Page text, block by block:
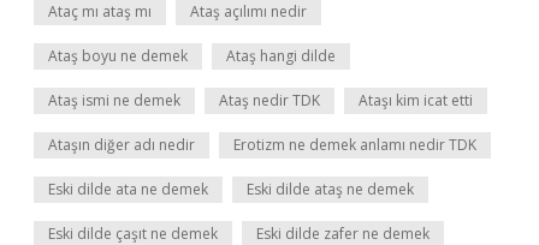
Ataç mı ataş mı Ataş açılımı nedir
Ataş boyu ne demek Ataş hangi dilde
Ataş ismi ne demek Ataş nedir TDK Ataşı kim icat etti
Ataşın diğer adı nedir Erotizm ne demek anlamı nedir TDK
Eski dilde ata ne demek Eski dilde ataş ne demek
Eski dilde çaşıt ne demek Eski dilde zafer ne demek